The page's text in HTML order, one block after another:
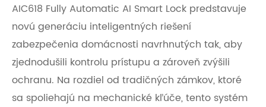
AIC618 Fully Automatic AI Smart Lock predstavuje
novú generáciu inteligentných riešení
zabezpečenia domácnosti navrhnutých tak, aby
zjednodušili kontrolu prístupu a zároveň zvýšili
ochranu. Na rozdiel od tradičných zámkov, ktoré
sa spoliehajú na mechanické kľúče, tento systém